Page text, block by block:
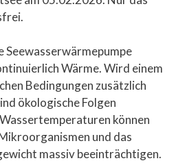
Seewasserwärmepumpe
Wärme. Wird einem
Bedingungen zusätzlich
ökologische Folgen
können
und das
massiv beeinträchtigen.